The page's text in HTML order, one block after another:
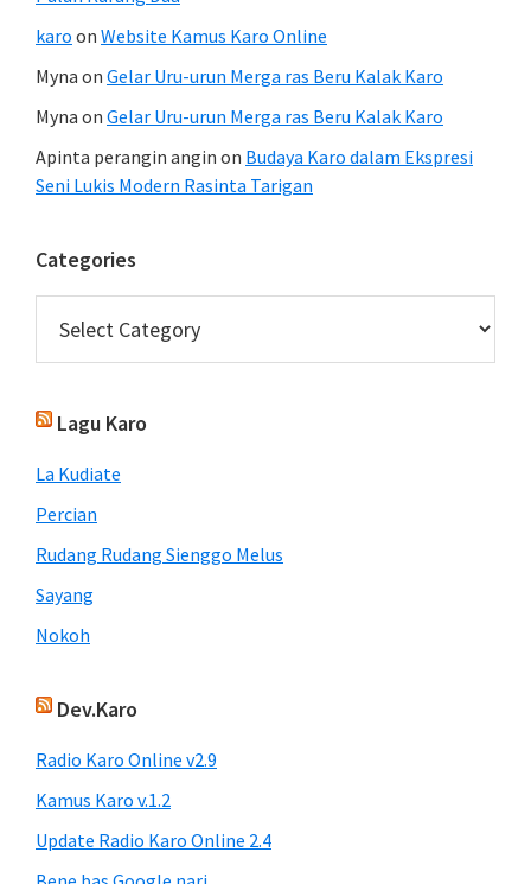
karo on Website Kamus Karo Online
Myna on Gelar Uru-urun Merga ras Beru Kalak Karo
Myna on Gelar Uru-urun Merga ras Beru Kalak Karo
Apinta perangin angin on Budaya Karo dalam Ekspresi
Seni Lukis Modern Rasinta Tarigan
Categories
Lagu Karo
La Kudiate
Percian
Rudang Rudang Sienggo Melus
Sayang
Nokoh
Dev.Karo
Radio Karo Online v2.9
Kamus Karo v.1.2
Update Radio Karo Online 2.4